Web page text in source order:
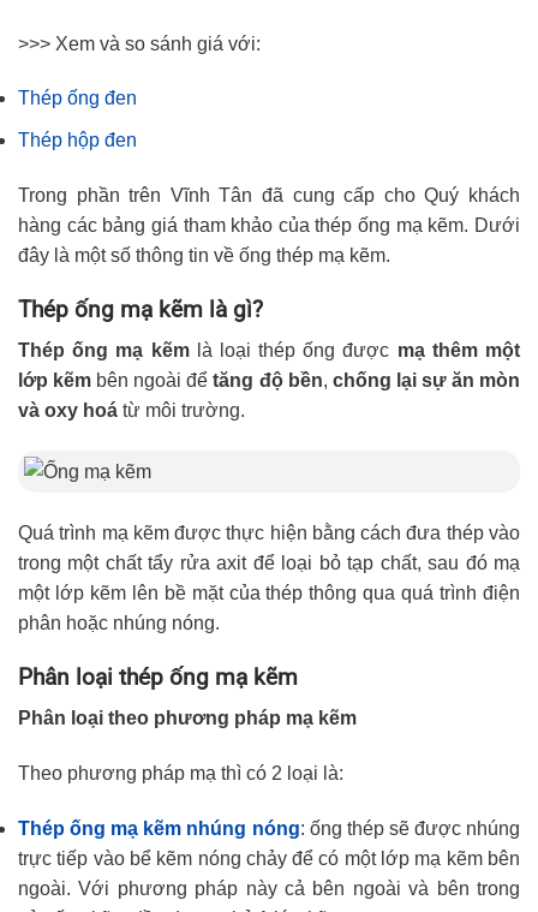
>>> Xem và so sánh giá với:
Thép ống đen
Thép hộp đen
Trong phần trên Vĩnh Tân đã cung cấp cho Quý khách
hàng các bảng giá tham khảo của thép ống mạ kẽm. Dưới
đây là một số thông tin về ống thép mạ kẽm.
Thép ống mạ kẽm là gì?
Thép ống mạ kẽmlà loại thép ống được mạ thêm một
lớp kẽm bên ngoài đểtăng độ bền, chống lại sự ăn mòn
và oxy hoá từ môi trường.
Quá trình mạ kẽm được thực hiện bằng cách đưa thép vào
trong một chất tẩy rửa axit để loại bỏ tạp chất, sau đó mạ
một lớp kẽm lên bề mặt của thép thông qua quá trình điện
phân hoặc nhúng nóng.
Phân loại thép ống mạ kẽm
Phân loại theo phương pháp mạ kẽm
Theo phương pháp mạ thì có 2 loại là:
Thép ống mạ kẽm nhúng nóng: ống thép sẽ được nhúng
trực tiếp vào bể kẽm nóng chảy để có một lớp mạ kẽm bên
ngoài. Với phương pháp này cả bên ngoài và bên trong